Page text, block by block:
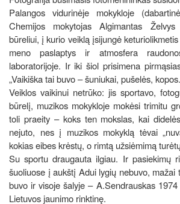
Palangos vidurinėje mokykloje
Chemijos mokytojas Algimantas
būreliui, į kurio veiklą įsijungė
meno paslaptys ir atmosfera
laboratorijoje. Ir iki šiol prisimena
„Vaikiška tai buvo – šuniukai, pušelės,
Veiklos vaikinui netrūko: jis sportavo,
būrelį, muzikos mokykloje mokėsi trimitu
toli praeity – koks ten mokslas, kai
nejuto, nes į muzikos mokyklą tėvai
kokias eibes krėstų, o rimtą užsiėmimą
Su sportu draugauta ilgiau. Ir pasiekimų
šuoliuose į aukštį Adui lygių nebuvo, mažai
buvo ir visoje šalyje – A.Sendrauskas
Lietuvos jaunimo rinktinę.